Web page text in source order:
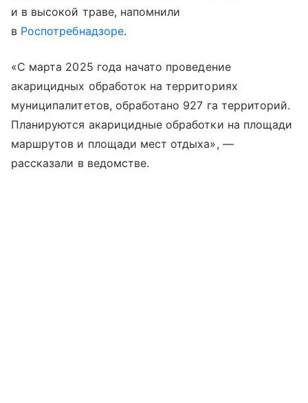
и в высокой траве, напомнили
в Роспотребнадзоре.
«С марта 2025 года начато проведение
акарицидных обработок на территориях
муниципалитетов, обработано 927 га территорий.
Планируются акарицидные обработки на площади
маршрутов и площади мест отдыха», —
рассказали в ведомстве.